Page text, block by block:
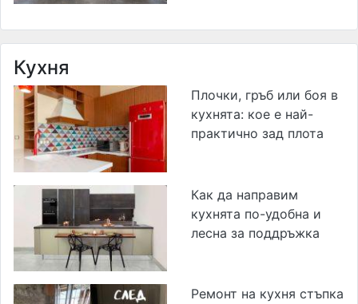
Кухня
Плочки, гръб или боя в
кухнята: кое е най-
практично зад плота
Как да направим
кухнята по-удобна и
лесна за поддръжка
Ремонт на кухня стъпка